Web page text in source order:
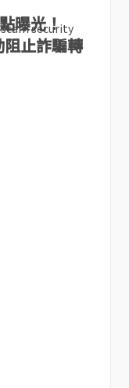
曝光！
止詐騙轉